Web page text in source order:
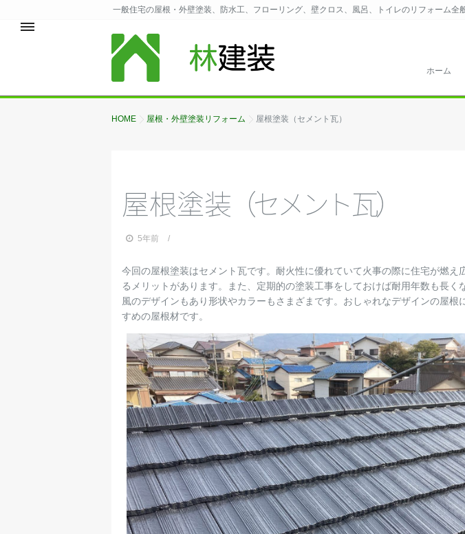
一般住宅の屋根・外壁塗装、防水工、フローリング、壁クロス、風呂、トイレのリフォーム
ホーム
HOME 屋根・外壁塗装リフォーム 屋根塗装（セメント瓦）
屋根塗装（セ メ ント 瓦）
5年前
今回の屋根塗装はセメント瓦です。耐火性に優れていて火事の際に住宅が燃え
るメリットがあります。また、定期的の塗装工事をしておけば耐用年数も長く
風のデザインもあり形状やカラーもさまざまです。おしゃれなデザインの屋根
すめの屋根材です。